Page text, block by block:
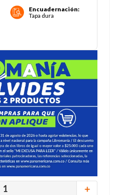
Encuadernación:
Tapa dura
＋